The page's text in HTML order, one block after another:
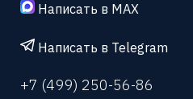
Написать в MAX
Написать в Telegram
+7 (499) 250-56-86